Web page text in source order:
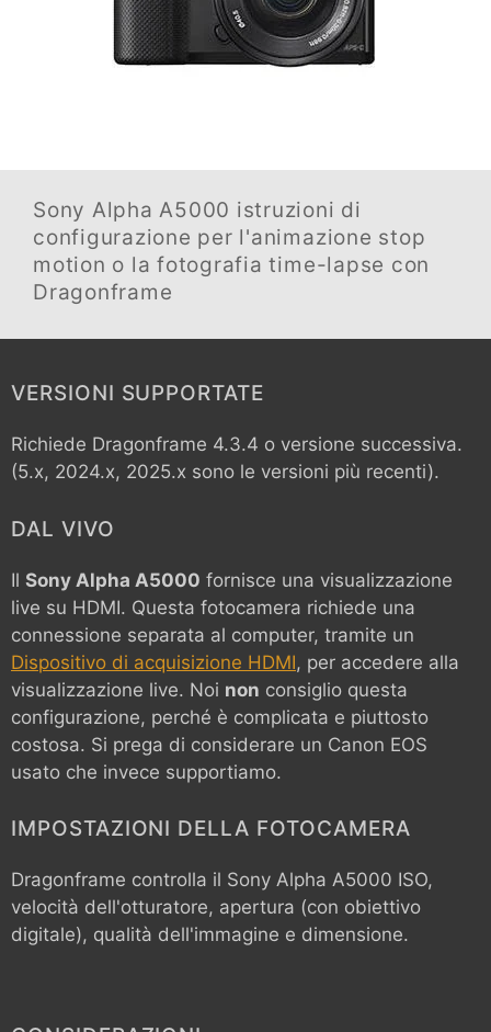
Sony Alpha A5000 istruzioni di
configurazione per l'animazione stop
motion o la fotografia time-lapse con
Dragonframe
VERSIONI SUPPORTATE
Richiede Dragonframe 4.3.4 o versione successiva.
(5.x, 2024.x, 2025.x sono le versioni più recenti).
DAL VIVO
Il Sony Alpha A5000 fornisce una visualizzazione
live su HDMI. Questa fotocamera richiede una
connessione separata al computer, tramite un
Dispositivo di acquisizione HDMI, per accedere alla
visualizzazione live. Noi non consiglio questa
configurazione, perché è complicata e piuttosto
costosa. Si prega di considerare un Canon EOS
usato che invece supportiamo.
IMPOSTAZIONI DELLA FOTOCAMERA
Dragonframe controlla il Sony Alpha A5000 ISO,
velocità dell'otturatore, apertura (con obiettivo
digitale), qualità dell'immagine e dimensione.